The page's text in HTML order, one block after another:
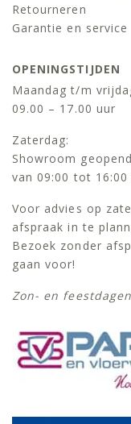
Retourneren
Garantie en service
OPENINGSTIJDEN
Maandag t/m
09.00 – 17.00 uur
Zaterdag:
Showroom
van 09:00 tot 16:00
Voor advies op
afspraak in te
Bezoek zonder
gaan voor!
Zon- en